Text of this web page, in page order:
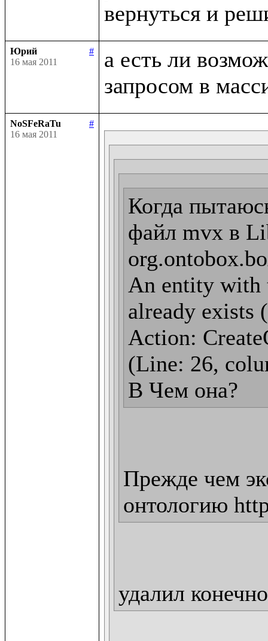
Юрий
#
16 мая 2011
а есть ли
NoSFeRaTu
#
16 мая 2011
Когда
файл mvx в
An entity with
already exists
Action:
(Line: 26,
В Чем она?
Прежде чем
онтологию
удалил